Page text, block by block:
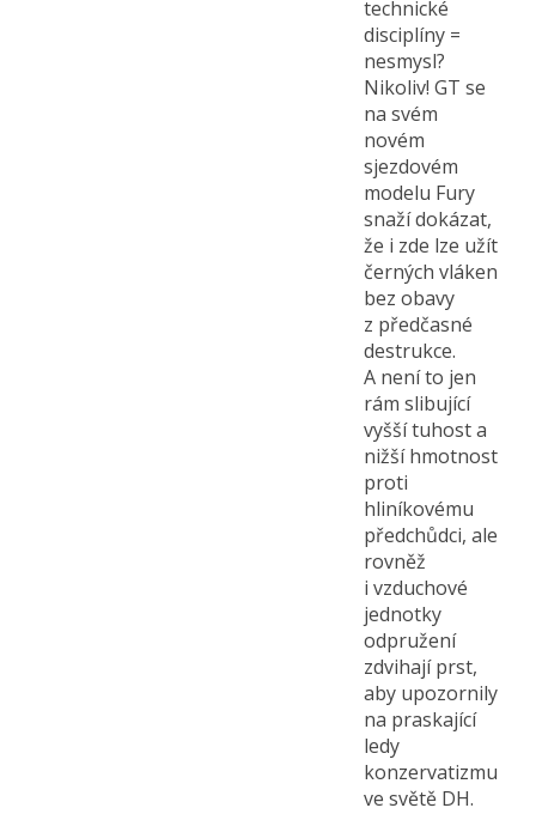
technické
disciplíny =
nesmysl?
Nikoliv! GT se
na svém
novém
sjezdovém
modelu Fury
snaží dokázat,
že i zde lze užít
černých vláken
bez obavy
z předčasné
destrukce.
A není to jen
rám slibující
vyšší tuhost a
nižší hmotnost
proti
hliníkovému
předchůdci, ale
rovněž
i vzduchové
jednotky
odpružení
zdvihají prst,
aby upozornily
na praskající
ledy
konzervatizmu
ve světě DH.